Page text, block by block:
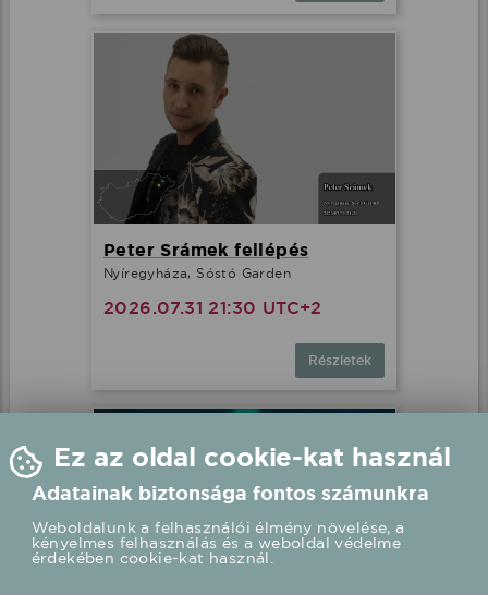
Peter Srámek fellépés
Nyíregyháza, Sóstó Garden
2026.07.31 21:30 UTC+2
Részletek
Ez az oldal cookie-kat használ
Adatainak biztonsága fontos számunkra
Weboldalunk a felhasználói élmény növelése, a
kényelmes felhasználás és a weboldal védelme
érdekében cookie-kat használ.